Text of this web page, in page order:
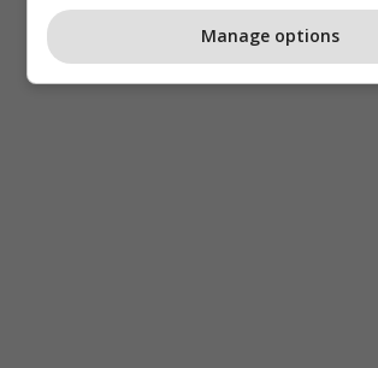
Manage options